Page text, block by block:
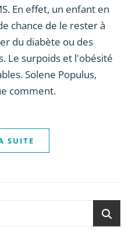
En effet, un enfant en
chance de le rester à
du diabète ou des
Le surpoids et l'obésité
Solene Populus,
comment.
SUITE